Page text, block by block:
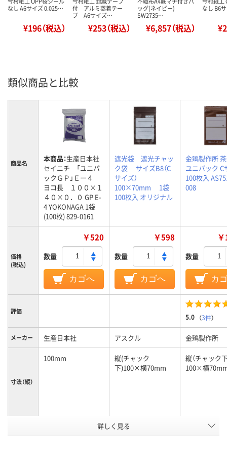
なし A6サイズ 0.025…
¥196（税込）
付 アルミ蒸着テー
プ A6サイズ…
¥253（税込）
ッグ(ネイビー)
SW2735…
¥6,857（税込）
なし B6
類似商品と比較
商品名 本商品：生産日本社
セイニチ 「ユニパ
ックＧＰ」Ｅー４
ヨコ長 １００×１
４０×０．０ GP E-
4 YOKONAGA 1袋
(100枚) 829-0161
遮光袋 遮光チャッ
ク袋 サイズB8（C
サイズ）
100×70mm 1袋
100枚入 オリジナル
金鵄製作所
ユニパック C
100枚入
008
価格
(税込)
￥520
数量
カゴへ
￥598
数量
カゴへ
数量
カ
評価
5.0 （3件）
メーカー 生産日本社 アスクル 金鵄製作所
寸法（縦）
100mm
縦(チャック
下)100×横70mm
縦（チャック下
100×横
寸法（横）
縦(チャック
下)100×横70mm
縦（チャック
100×横
詳しく見る